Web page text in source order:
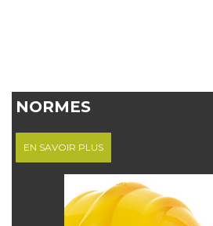
NORMES
EN SAVOIR PLUS